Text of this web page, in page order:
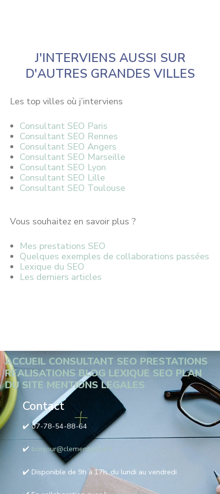
J'INTERVIENS AUSSI SUR
D'AUTRES GRANDES VILLES
Les top villes où j’interviens
Consultant SEO Paris
Consultant SEO Rennes
Consultant SEO Angers
Consultant SEO Marseille
Consultant SEO Lyon
Consultant SEO Lille
Consultant SEO Toulouse
Vous souhaitez en savoir plus ?
Mes prestations SEO
Quelques exemples de collaborations passées
Lexique du SEO
Les derniers articles
ACCUEIL CONSULTANT SEO PRESTATIONS
REALISATIONS BLOG LEXIQUE SEO PLAN
DU SITE MENTIONS LEGALES
Contact
✔️ 07-78-54-88-64
✔️ bonjour@clementgillet.fr
✔️ Disponible de 9h à 17h, du lundi au vendredi